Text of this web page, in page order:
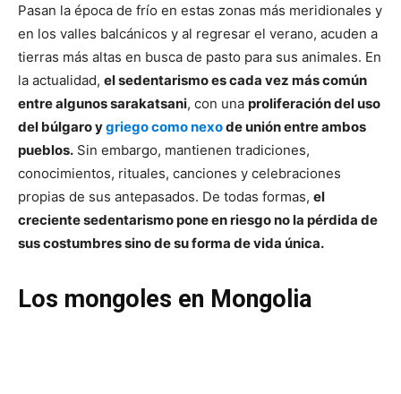
Pasan la época de frío en estas zonas más meridionales y
en los valles balcánicos y al regresar el verano, acuden a
tierras más altas en busca de pasto para sus animales. En
la actualidad, el sedentarismo es cada vez más común
entre algunos sarakatsani, con una proliferación del uso
del búlgaro ygriego como nexode unión entre ambos
pueblos. Sin embargo, mantienen tradiciones,
conocimientos, rituales, canciones y celebraciones
propias de sus antepasados. De todas formas, el
creciente sedentarismo pone en riesgo no la pérdida de
sus costumbres sino de su forma de vida única.
Los mongoles en Mongolia